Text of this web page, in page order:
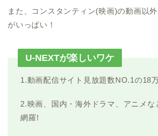
また、コンスタンティン(映画)の動画以
がいっぱい！
U-NEXTが楽しいワケ
1.動画配信サイト見放題数NO.1の18
2.映画、国内・海外ドラマ、アニメな
網羅!